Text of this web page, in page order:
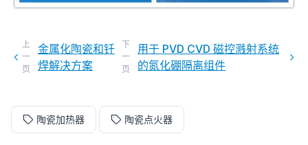
上
一
页
金属化陶瓷和钎
焊解决方案
下
一
页
用于 PVD ​​CVD 磁控溅射系统
的氮化硼隔离组件
陶瓷加热器 陶瓷点火器